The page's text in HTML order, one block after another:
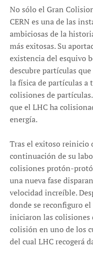
No sólo el Gran
CERN es una de las
ambiciosas de la
más exitosas. Su
existencia del esquivo
descubre partículas
la física de partículas a
colisiones de
que el LHC ha
energía.
Tras el exitoso reinicio
continuación de su
colisiones protón-
una nueva fase
velocidad increíble.
donde se reconfiguro
iniciaron las colisiones
colisión en uno de los
del cual LHC recogerá